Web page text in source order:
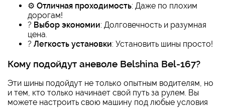
⚙️ Отличная проходимость: Даже по плохим
дорогам!
? Выбор экономии: Долговечность и разумная
цена.
?️ Легкость установки: Установить шины просто!
Кому подойдут аневоле Belshina Bel-167?
Эти шины подойдут не только опытным водителям, но
и тем, кто только начинает свой путь за рулем. Вы
можете настроить свою машину под любые условия